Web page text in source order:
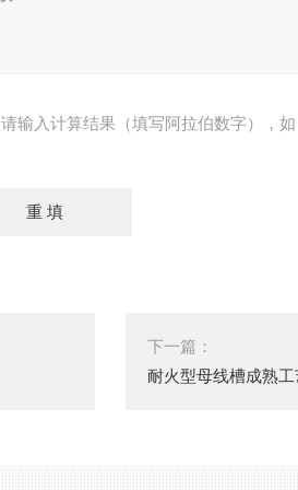
请输入计算结果（填写阿拉伯数字），
下一篇：
耐火型母线槽成熟工